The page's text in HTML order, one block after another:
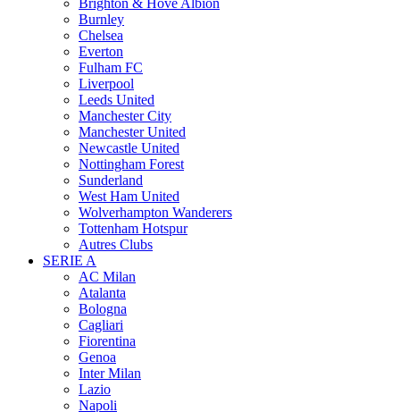
Burnley
Chelsea
Everton
Fulham FC
Liverpool
Leeds United
Manchester City
Manchester United
Newcastle United
Nottingham Forest
Sunderland
West Ham United
Wolverhampton Wanderers
Tottenham Hotspur
Autres Clubs
SERIE A
AC Milan
Atalanta
Bologna
Cagliari
Fiorentina
Genoa
Inter Milan
Lazio
Napoli